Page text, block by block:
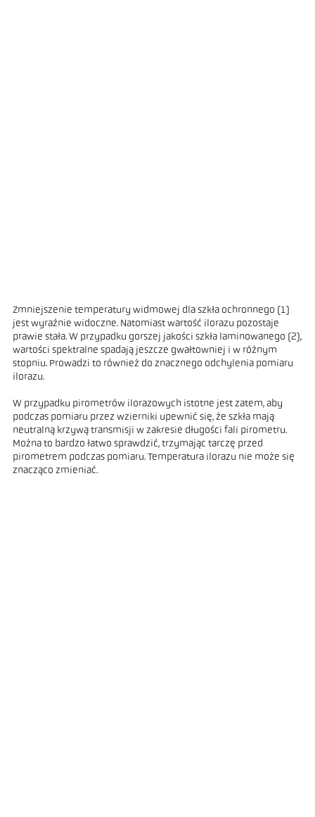
Zmniejszenie temperatury widmowej dla szkła ochronnego (1)
jest wyraźnie widoczne. Natomiast wartość ilorazu pozostaje
prawie stała. W przypadku gorszej jakości szkła laminowanego (2),
wartości spektralne spadają jeszcze gwałtowniej i w różnym
stopniu. Prowadzi to również do znacznego odchylenia pomiaru
ilorazu.
W przypadku pirometrów ilorazowych istotne jest zatem, aby
podczas pomiaru przez wzierniki upewnić się, że szkła mają
neutralną krzywą transmisji w zakresie długości fali pirometru.
Można to bardzo łatwo sprawdzić, trzymając tarczę przed
pirometrem podczas pomiaru. Temperatura ilorazu nie może się
znacząco zmieniać.